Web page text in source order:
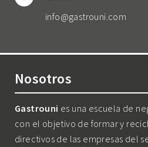
info@gastrouni.com
Nosotros
Gastrouni es una escuela de
con el objetivo de formar y
directivos de las empresas del